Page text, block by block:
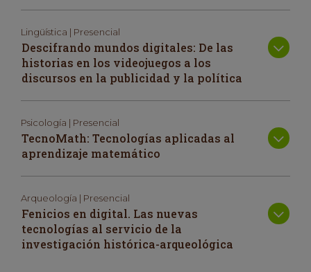
Lingüística | Presencial
Descifrando mundos digitales: De las
historias en los videojuegos a los
discursos en la publicidad y la política
Psicología | Presencial
TecnoMath: Tecnologías aplicadas al
aprendizaje matemático
Arqueología | Presencial
Fenicios en digital. Las nuevas
tecnologías al servicio de la
investigación histórica-arqueológica